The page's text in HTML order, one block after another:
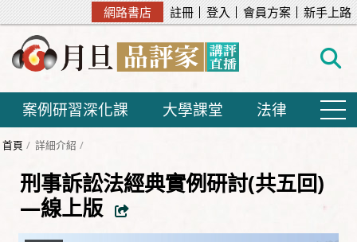
網路書店 註冊 登入 會員方案 新手上路
案例研習深化課 大學課堂 法律
首頁 詳細介紹
刑事訴訟法經典實例研討(共五回)
—線上版